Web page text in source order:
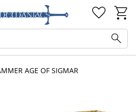
AGE OF SIGMAR